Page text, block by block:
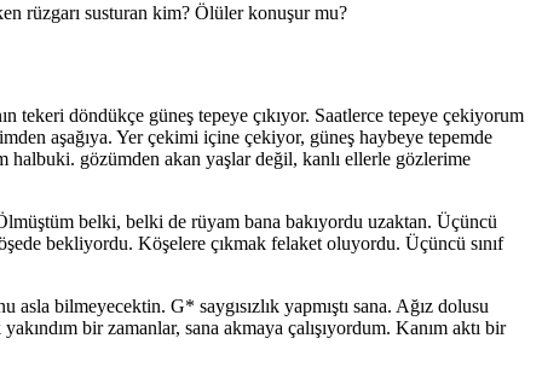
rüzgarı susturan kim? Ölüler konuşur mu?
tekeri döndükçe güneş tepeye çıkıyor. Saatlerce tepeye çekiyorum
aşağıya. Yer çekimi içine çekiyor, güneş haybeye tepemde
halbuki. gözümden akan yaşlar değil, kanlı ellerle gözlerime
belki, belki de rüyam bana bakıyordu uzaktan. Üçüncü
bekliyordu. Köşelere çıkmak felaket oluyordu. Üçüncü sınıf
bilmeyecektin. G* saygısızlık yapmıştı sana. Ağız dolusu
bir zamanlar, sana akmaya çalışıyordum. Kanım aktı bir